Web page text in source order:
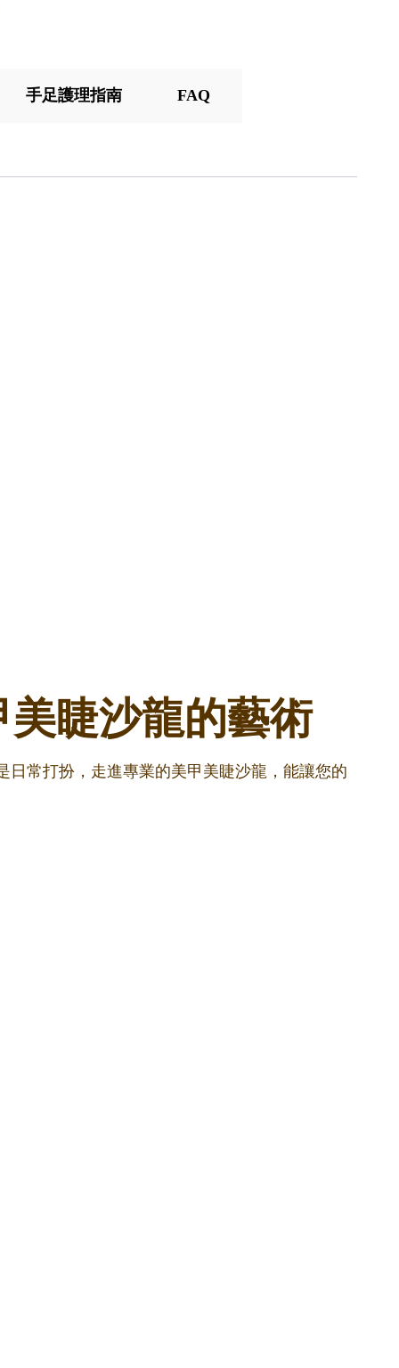
手足護理指南 FAQ
睫沙龍的藝術
日常打扮，走進專業的美甲美睫沙龍，能讓您的